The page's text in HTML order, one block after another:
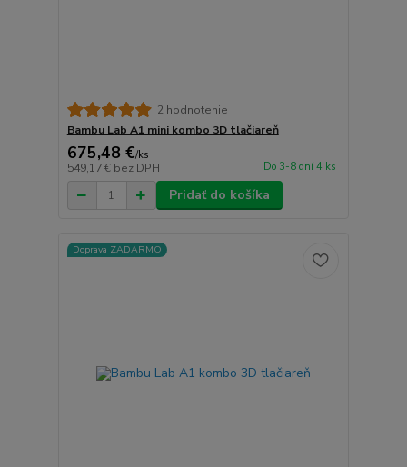
2 hodnotenie
Bambu Lab A1 mini kombo 3D tlačiareň
675,48 €/ks
549,17 € bez DPH Do 3-8 dní 4 ks
Pridať do košíka
Doprava ZADARMO